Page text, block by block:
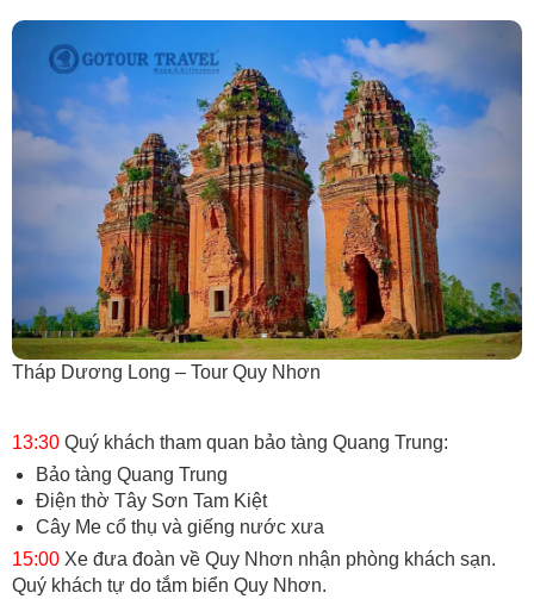
Tháp Dương Long – Tour Quy Nhơn
13:30 Quý khách tham quan bảo tàng Quang Trung:
Bảo tàng Quang Trung
Điện thờ Tây Sơn Tam Kiệt
Cây Me cổ thụ và giếng nước xưa
15:00 Xe đưa đoàn về Quy Nhơn nhận phòng khách sạn.
Quý khách tự do tắm biển Quy Nhơn.